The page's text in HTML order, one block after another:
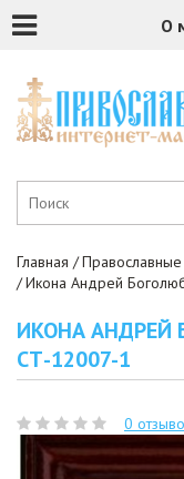
О
Главная
Икона Андрей
ИКОНА АНДРЕЙ
СТ-12007-1
0